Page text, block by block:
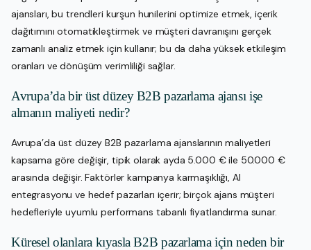
ajansları, bu trendleri kurşun hunilerini optimize etmek, içerik
dağıtımını otomatikleştirmek ve müşteri davranışını gerçek
zamanlı analiz etmek için kullanır; bu da daha yüksek etkileşim
oranları ve dönüşüm verimliliği sağlar.
Avrupa’da bir üst düzey B2B pazarlama ajansı işe
almanın maliyeti nedir?
Avrupa’da üst düzey B2B pazarlama ajanslarının maliyetleri
kapsama göre değişir, tipik olarak ayda 5.000 € ile 50.000 €
arasında değişir. Faktörler kampanya karmaşıklığı, AI
entegrasyonu ve hedef pazarları içerir; birçok ajans müşteri
hedefleriyle uyumlu performans tabanlı fiyatlandırma sunar.
Küresel olanlara kıyasla B2B pazarlama için neden bir